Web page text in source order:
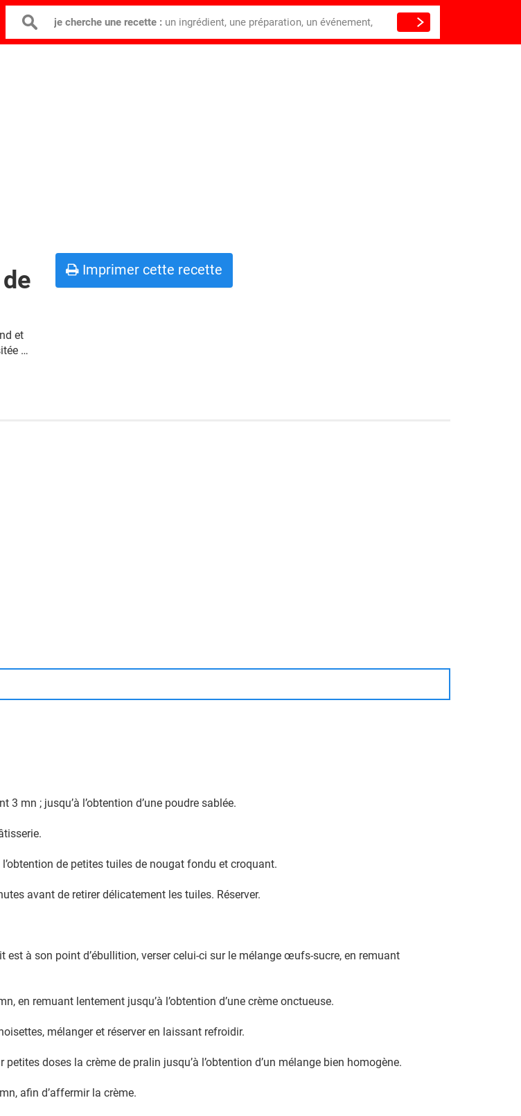
je cherche une recette : un ingrédient, une préparation, un événement,
et
…
Imprimer cette recette
mn ; jusqu’à l’obtention d’une poudre sablée.
de petites tuiles de nougat fondu et croquant.
avant de retirer délicatement les tuiles. Réserver.
à son point d’ébullition, verser celui-ci sur le mélange œufs-sucre, en remuant
en remuant lentement jusqu’à l’obtention d’une crème onctueuse.
mélanger et réserver en laissant refroidir.
doses la crème de pralin jusqu’à l’obtention d’un mélange bien homogène.
afin d’affermir la crème.